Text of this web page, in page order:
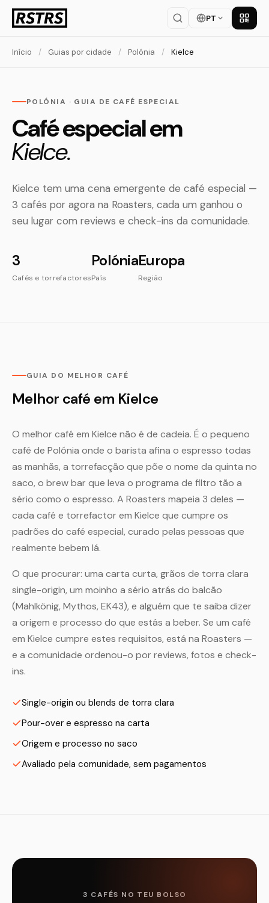
PT Baixar
Início / Guias por cidade / Polónia / Kielce
POLÓNIA · GUIA DE CAFÉ ESPECIAL
Café especial em
Kielce.
Kielce tem uma cena emergente de café especial —
3 cafés por agora na Roasters, cada um ganhou o
seu lugar com reviews e check-ins da comunidade.
3
Cafés e torrefactores
Polónia
País
Europa
Região
GUIA DO MELHOR CAFÉ
Melhor café em Kielce
O melhor café em Kielce não é de cadeia. É o pequeno
café de Polónia onde o barista afina o espresso todas
as manhãs, a torrefacção que põe o nome da quinta no
saco, o brew bar que leva o programa de filtro tão a
sério como o espresso. A Roasters mapeia 3 deles —
cada café e torrefactor em Kielce que cumpre os
padrões do café especial, curado pelas pessoas que
realmente bebem lá.
O que procurar: uma carta curta, grãos de torra clara
single-origin, um moinho a sério atrás do balcão
(Mahlkönig, Mythos, EK43), e alguém que te saiba dizer
a origem e processo do que estás a beber. Se um café
em Kielce cumpre estes requisitos, está na Roasters —
e a comunidade ordenou-o por reviews, fotos e check-
ins.
Single-origin ou blends de torra clara
Pour-over e espresso na carta
Origem e processo no saco
Avaliado pela comunidade, sem pagamentos
3 CAFÉS NO TEU BOLSO